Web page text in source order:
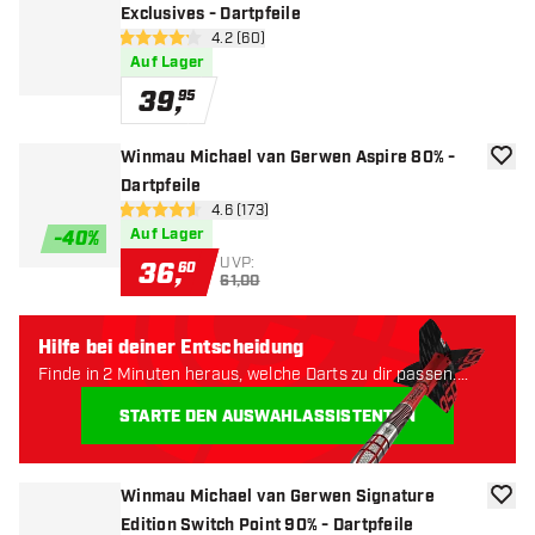
Exclusives - Dartpfeile
Bewertungsbereich öffnen
4.2 Bewertungssterne
4.2 (60)
Auf Lager
39,95
-40%
Winmau Michael van Gerwen Aspire 80% -
Dartpfeile
Bewertungsbereich öffnen
4.6 Bewertungssterne
4.6 (173)
Auf Lager
36,60 UVP:
61,00
Zur
Winmau Michael van Gerwen Signature
Edition Switch Point 90% - Dartpfeile
Zur
Hilfe bei deiner Entscheidung
Finde in 2 Minuten heraus, welche Darts zu dir passen.
STARTE DEN AUSWAHLASSISTENTEN